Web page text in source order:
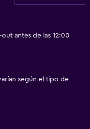
antes de las 12:00
según el tipo de